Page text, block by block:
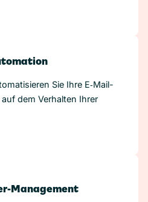
Sie Ihre E‑Mail-
dem Verhalten Ihrer
Management